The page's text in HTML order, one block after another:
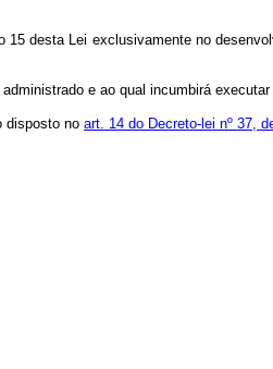
desta Lei exclusivamente no
administrado e ao qual incumbirá
disposto no art. 14 do Decreto-lei nº 37,